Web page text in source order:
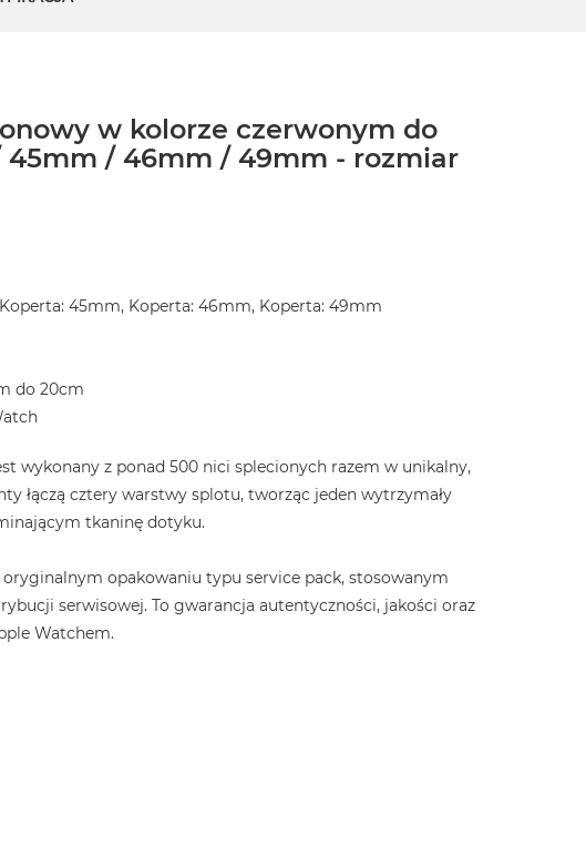
w kolorze czerwonym do
/ 46mm / 49mm - rozmiar
45mm, Koperta: 46mm, Koperta: 49mm
do 20cm
wykonany z ponad 500 nici splecionych razem w unikalny,
łączą cztery warstwy splotu, tworząc jeden wytrzymały
tkaninę dotyku.
opakowaniu typu service pack, stosowanym
serwisowej. To gwarancja autentyczności, jakości oraz
Watchem.